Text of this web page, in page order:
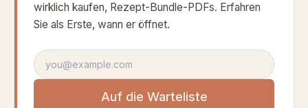
wirklich kaufen, Rezept-Bundle-PDFs. Erfahren
Sie als Erste, wann er öffnet.
E-Mail-Adresse
Auf die Warteliste